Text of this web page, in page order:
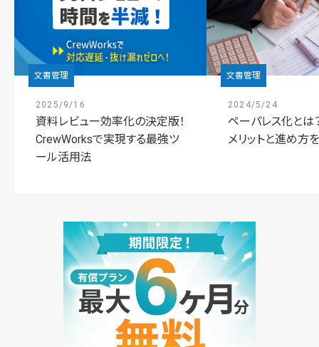
文書管理
2025/9/16
資料レビュー効率化の決定版！
CrewWorksで実現する最強ツ
ール活用法
文書管理
2024/5/24
ペーパレス化とは
メリットと進め方